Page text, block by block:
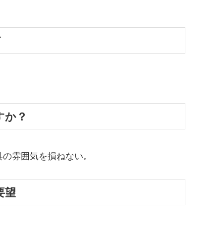
？
雰囲気を損ねない。
望